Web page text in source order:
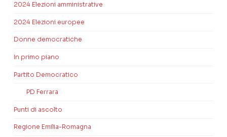
2024 Elezioni amministrative
2024 Elezioni europee
Donne democratiche
In primo piano
Partito Democratico
PD Ferrara
Punti di ascolto
Regione Emilia-Romagna